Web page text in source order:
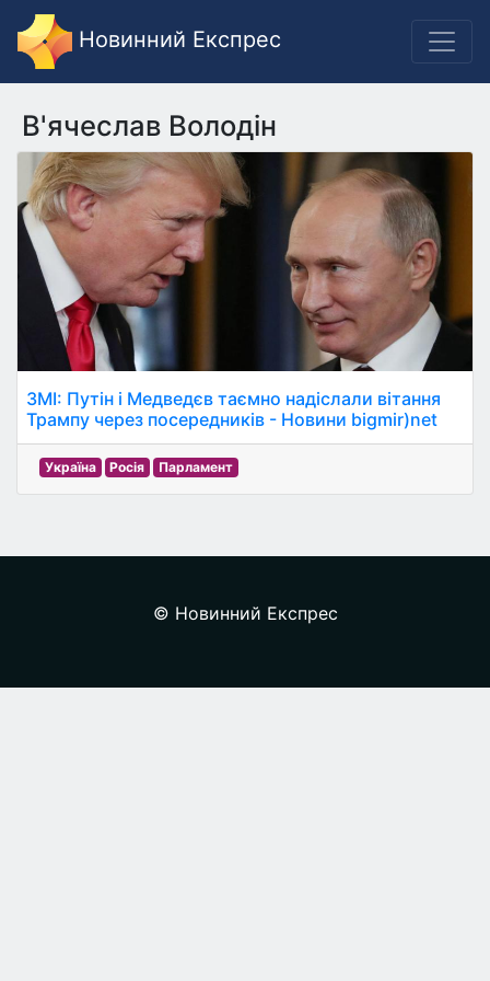
Новинний Експрес
В'ячеслав Володін
ЗМІ: Путін і Медведєв таємно надіслали вітання
Трампу через посередників - Новини bigmir)net
Україна Росія Парламент
© Новинний Експрес